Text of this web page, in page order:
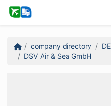
company directory DE
DSV Air & Sea GmbH